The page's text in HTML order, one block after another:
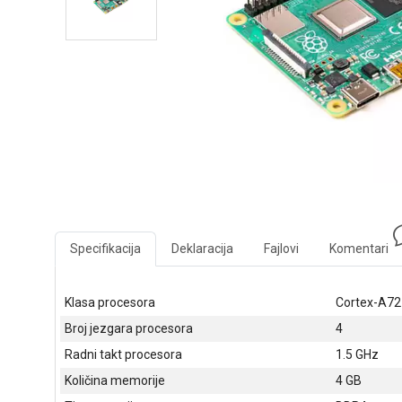
Specifikacija Deklaracija Fajlovi Komentari
Klasa procesora
Cortex-A72
Broj jezgara procesora
4
Radni takt procesora
1.5 GHz
Količina memorije
4 GB